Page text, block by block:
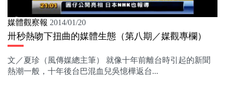
媒體觀察報 2014/01/20
卅秒熱吻下扭曲的媒體生態（第八期／媒觀專欄）
文／夏珍（風傳媒總主筆） 就像十年前離台時引起的新聞
熱潮一般，十年後台巴混血兒吳憶樺返台...